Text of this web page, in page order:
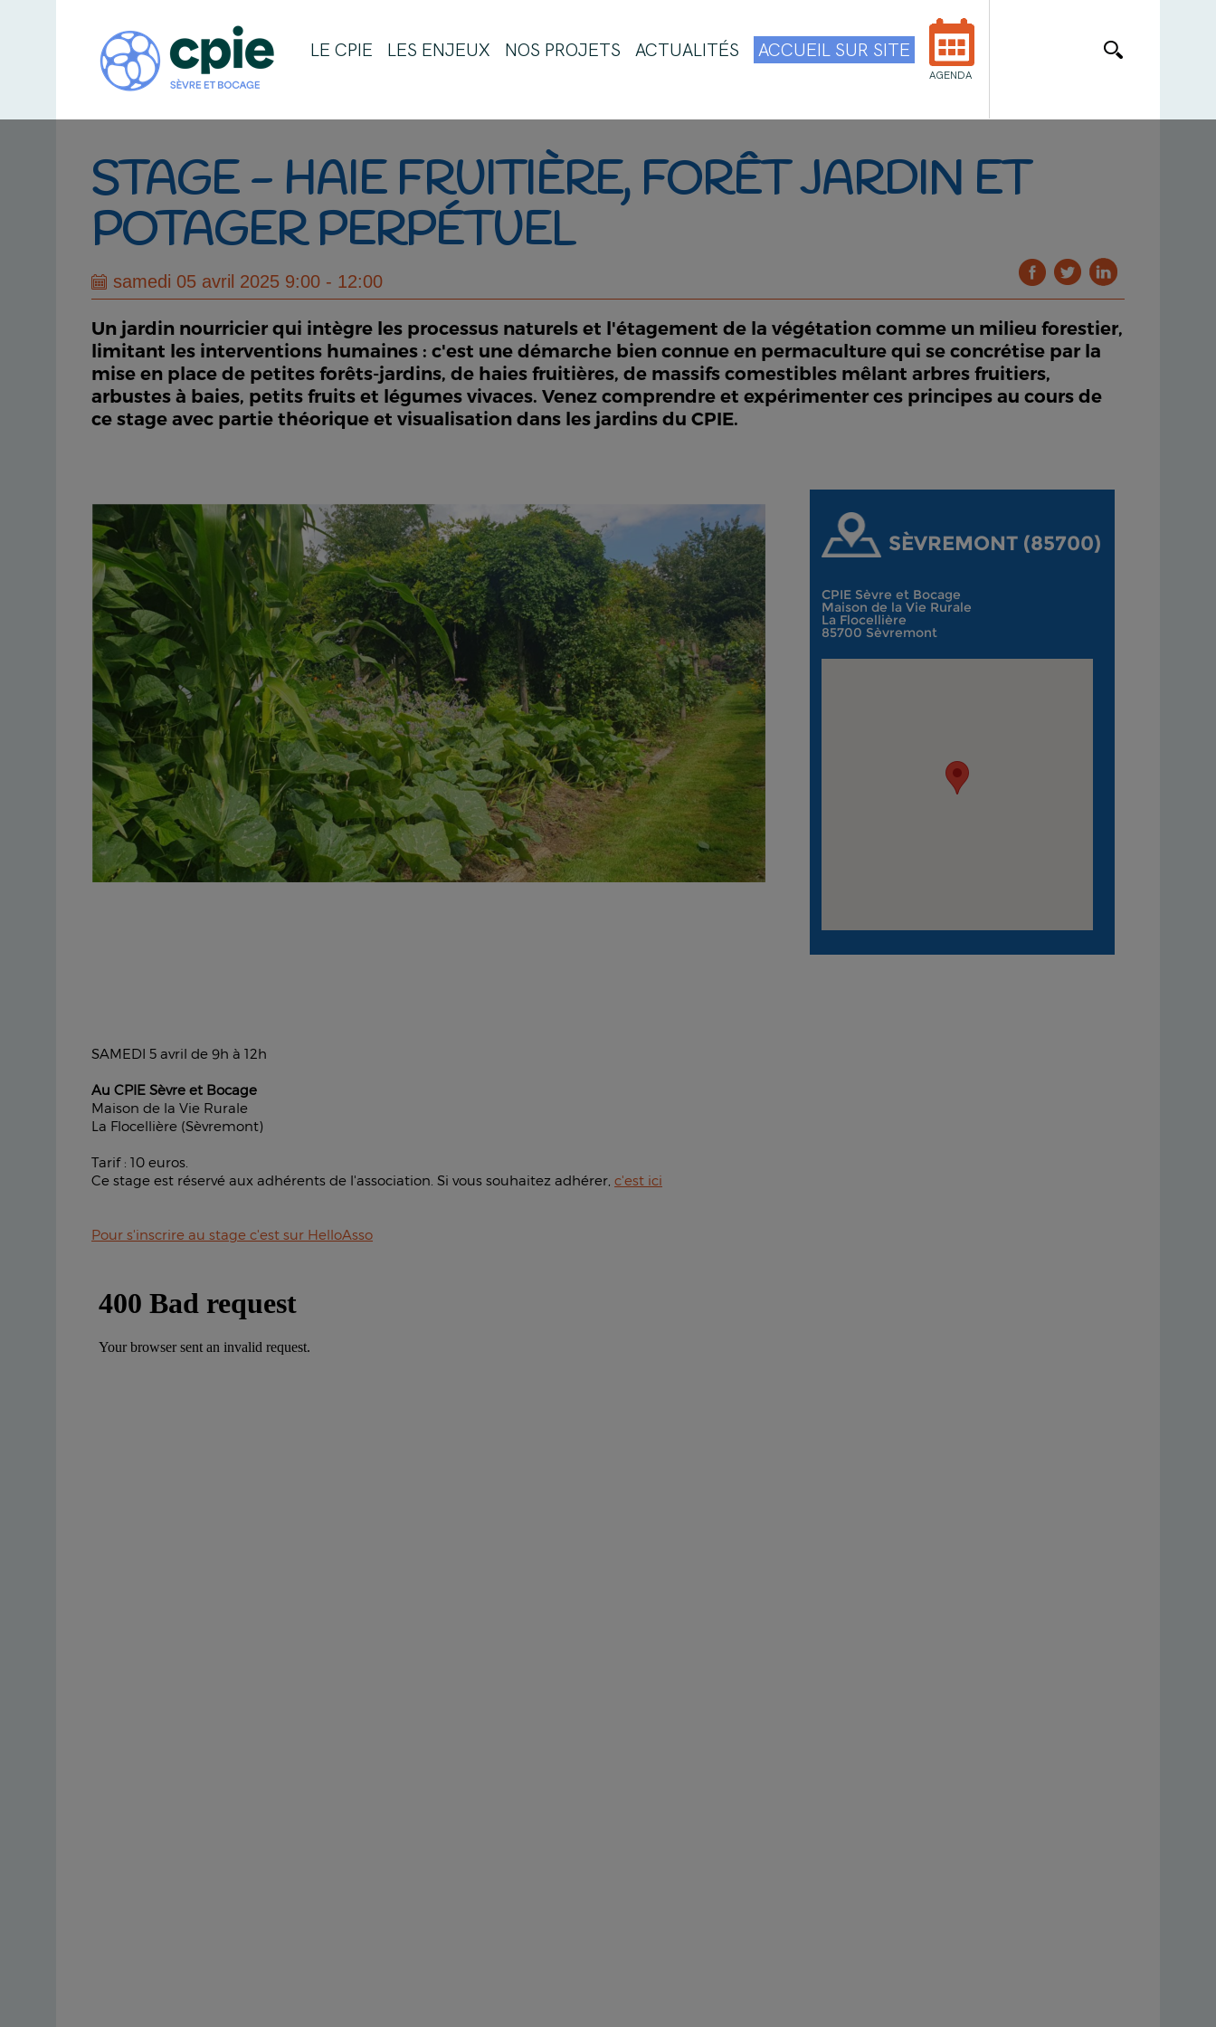
LE CPIE LES ENJEUX NOS PROJETS ACTUALITÉS ACCUEIL SUR SITE
AGENDA
STAGE - HAIE FRUITIÈRE, FORÊT JARDIN ET
POTAGER PERPÉTUEL
samedi 05 avril 2025 9:00 - 12:00
Un jardin nourricier qui intègre les processus naturels et l'étagement de la végétation comme un milieu forestier,
limitant les interventions humaines : c'est une démarche bien connue en permaculture qui se concrétise par la
mise en place de petites forêts-jardins, de haies fruitières, de massifs comestibles mêlant arbres fruitiers,
arbustes à baies, petits fruits et légumes vivaces. Venez comprendre et expérimenter ces principes au cours de
ce stage avec partie théorique et visualisation dans les jardins du CPIE.
SÈVREMONT (85700)
CPIE Sèvre et Bocage
Maison de la Vie Rurale
La Flocellière
85700 Sèvremont
SAMEDI 5 avril de 9h à 12h
Au CPIE Sèvre et Bocage
Maison de la Vie Rurale
La Flocellière (Sèvremont)
Tarif : 10 euros.
Ce stage est réservé aux adhérents de l'association. Si vous souhaitez adhérer,c'est ici
Pour s'inscrire au stage c'est sur HelloAsso